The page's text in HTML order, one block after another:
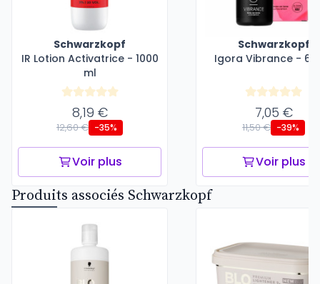
Schwarzkopf
IR Lotion Activatrice - 1000
ml
8,19 €
12,60 € -35%
Voir plus
Schwarzkopf
Igora Vibrance - 60
7,05 €
11,50 € -39%
Voir plus
Produits associés Schwarzkopf